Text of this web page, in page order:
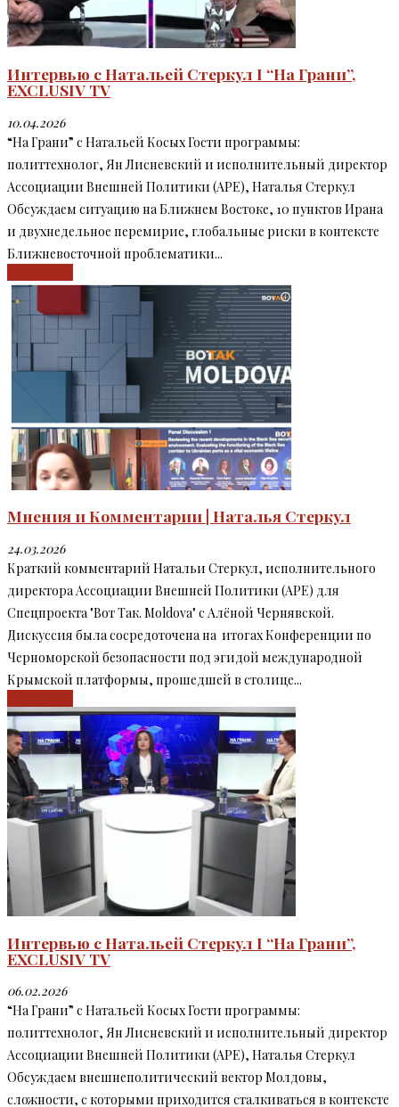
Интервью с Натальей Стеркул I “На Грани”,
EXCLUSIV TV
10.04.2026
“На Грани” c Натальей Косых Гости программы:
политтехнолог, Ян Лисневский и исполнительный директор
Ассоциации Внешней Политики (APE), Наталья Стеркул
Обсуждаем ситуацию на Ближнем Востоке, 10 пунктов Ирана
и двухнедельное перемирие, глобальные риски в контексте
Ближневосточной проблематики...
Мнения и Комментарии | Наталья Стеркул
24.03.2026
Краткий комментарий Натальи Стеркул, исполнительного
директора Ассоциации Внешней Политики (АРЕ) для
Спецпроекта "Вот Так. Moldova" с Алёной Чернявской.
Дискуссия была сосредоточена на итогах Конференции по
Черноморской безопасности под эгидой международной
Крымской платформы, прошедшей в столице...
Интервью с Натальей Стеркул I “На Грани”,
EXCLUSIV TV
06.02.2026
“На Грани” c Натальей Косых Гости программы:
политтехнолог, Ян Лисневский и исполнительный директор
Ассоциации Внешней Политики (APE), Наталья Стеркул
Обсуждаем внешнеполитический вектор Молдовы,
сложности, с которыми приходится сталкиваться в контексте